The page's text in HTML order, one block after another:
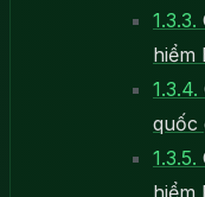
1.3.3.
hiểm
1.3.4.
quốc
1.3.5.